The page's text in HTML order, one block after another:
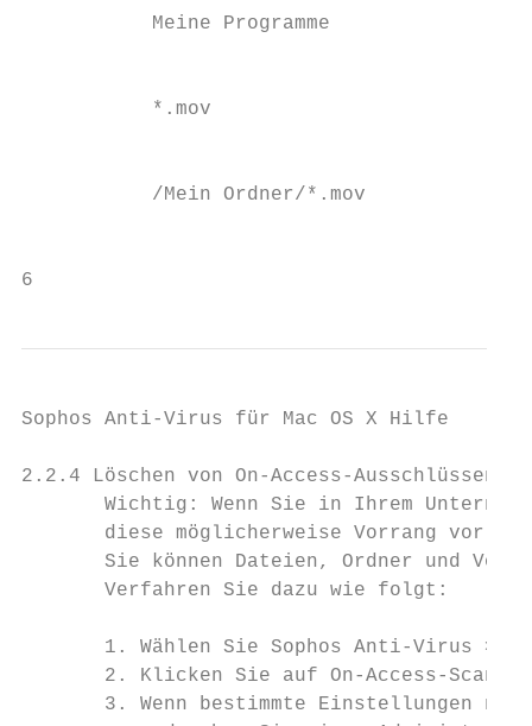
Meine Programme
*.mov
/Mein Ordner/*.mov
6
Sophos Anti-Virus für Mac OS X Hilfe
2.2.4 Löschen von On-Access-Ausschlüssen
Wichtig: Wenn Sie in Ihrem
diese möglicherweise Vorrang vor
Sie können Dateien, Ordner und
       Verfahren Sie dazu wie folgt:
1. Wählen Sie Sophos Anti-Virus >
       2. Klicken Sie auf On-Access-Scans.
3. Wenn bestimmte Einstellungen